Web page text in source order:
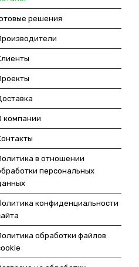
решения
компании
в отношении
персональных
конфиденциальности
обработки файлов